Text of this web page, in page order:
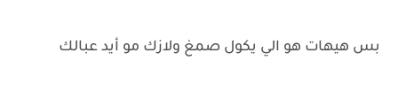
بس هيهات هو الي يكول صمغ ولازك مو أيد عبالك